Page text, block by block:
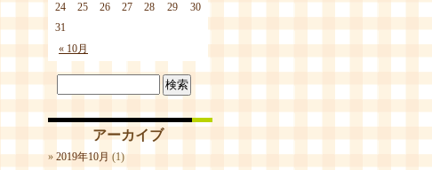
« 10月
24
25 26 27 28 29
30
31
アーカイブ
2019年10月 (1)